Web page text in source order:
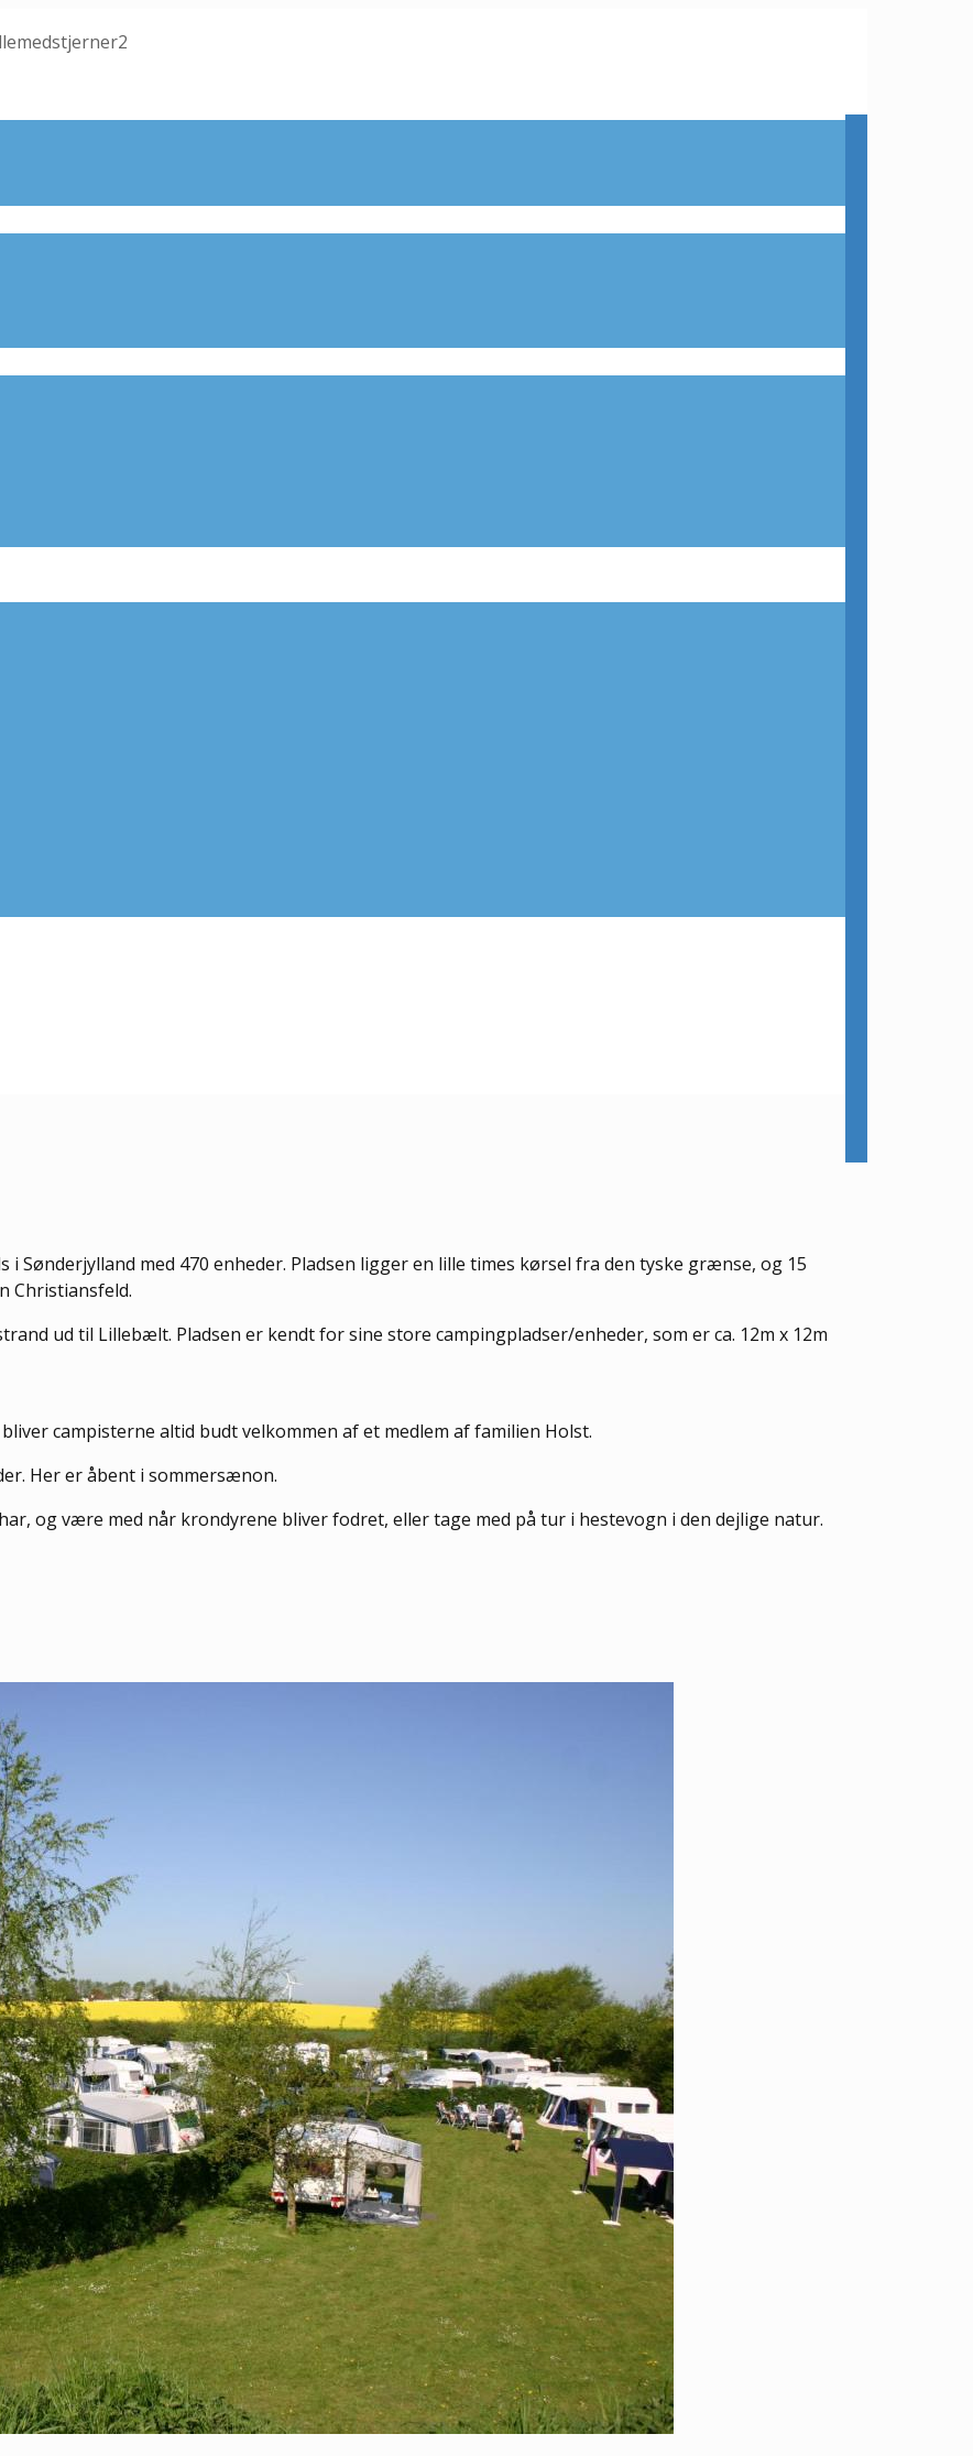
Sønderjylland med 470 enheder. Pladsen ligger en lille times kørsel fra den tyske grænse, og 15
Christiansfeld.
ud til Lillebælt. Pladsen er kendt for sine store campingpladser/enheder, som er ca. 12m x 12m
campisterne altid budt velkommen af et medlem af familien Holst.
Her er åbent i sommersænon.
og være med når krondyrene bliver fodret, eller tage med på tur i hestevogn i den dejlige natur.